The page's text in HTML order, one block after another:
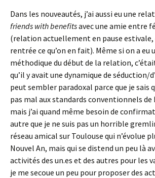
Dans les nouveautés, j’ai aussi eu une
friends with benefitsavec une amie entre
(relation actuellement en pause estivale,
rentrée ce qu’on en fait). Même si on a eu
méthodique du début de la relation,
qu’il y avait une dynamique de séduction/
peut sembler paradoxal parce que je sais
pas mal aux standards conventionnels de
mais j’ai quand même besoin de
autre que je ne suis pas un horrible
réseau amical sur Toulouse qui n’évolue
Nouvel An, mais qui se distend un peu là
activités des un.es et des autres pour les
je me secoue un peu pour proposer des